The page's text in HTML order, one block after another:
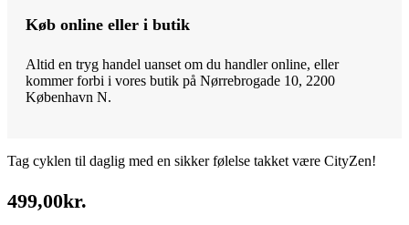
Køb online eller i butik
Altid en tryg handel uanset om du handler online, eller
kommer forbi i vores butik på Nørrebrogade 10, 2200
København N.
Tag cyklen til daglig med en sikker følelse takket være CityZen!
499,00kr.